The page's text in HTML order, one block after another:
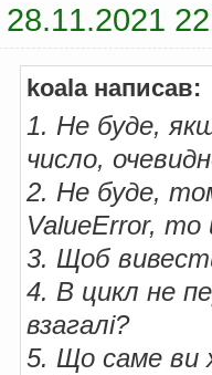
28.11.2021
koala написав:
1. Не буде,
число,
2. Не буде,
ValueError, то
3. Щоб
4. В цикл не
взагалі?
5. Що саме ви